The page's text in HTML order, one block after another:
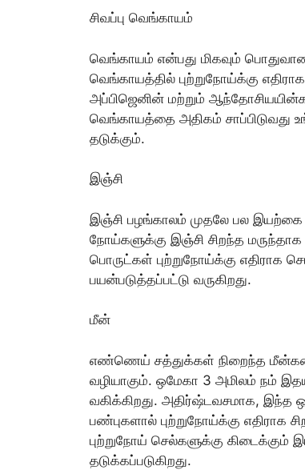
சிவப்பு வெங்காயம்
வெங்காயம் என்பது மிகவும்
வெங்காயத்தில் புற்றுநோய்க்கு
அப்பிஜெனின் மற்றும்
வெங்காயத்தை அதிகம் சாப்பிடுவது
தடுக்கும்.
இஞ்சி
இஞ்சி பழங்காலம் முதலே பல இயற்கை
நோய்களுக்கு இஞ்சி சிறந்த
பொருட்கள் புற்றுநோய்க்கு எதிராக
பயன்படுத்தப்பட்டு வருகிறது.
மீன்
எண்ணெய் சத்துக்கள் நிறைந்த
வழியாகும். ஒமேகா 3 அமிலம் நம்
வகிக்கிறது. அதிர்ஷ்டவசமாக,
பண்புகளால் புற்றுநோய்க்கு எதிராக
புற்றுநோய் செல்களுக்கு கிடைக்கும்
தடுக்கப்படுகிறது.